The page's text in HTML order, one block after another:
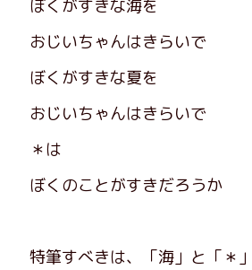
ぼくがすきな海を
おじいちゃんはきらいで
ぼくがすきな夏を
おじいちゃんはきらいで
＊は
ぼくのことがすきだろうか
特筆すべきは、「海」と「＊